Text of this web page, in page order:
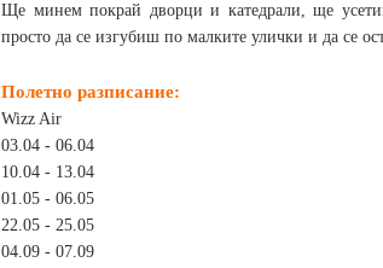
Ще минем покрай дворци и катедрали, ще
просто да се изгубиш по малките улички и да се
Полетно разписание:
Wizz Air
03.04 - 06.04
10.04 - 13.04
01.05 - 06.05
22.05 - 25.05
04.09 - 07.09